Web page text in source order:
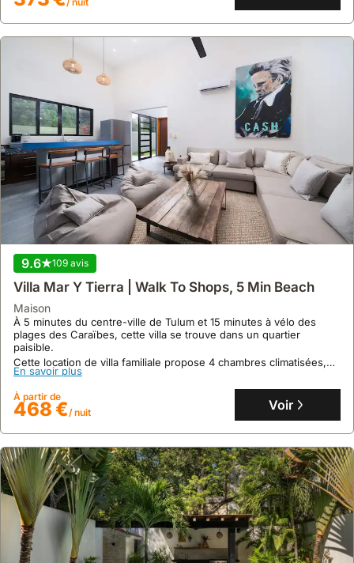
9.6 109 avis
Villa Mar Y Tierra | Walk To Shops, 5 Min Beach
maison
À 5 minutes du centre-ville de Tulum et 15 minutes à vélo des
plages des Caraïbes, cette villa se trouve dans un quartier
paisible.
Cette location de villa familiale propose 4 chambres climatisées,
une connexion internet fibre optique, une piscine privée et des
En savoir plus
À partir de
468 €/ nuit Voir